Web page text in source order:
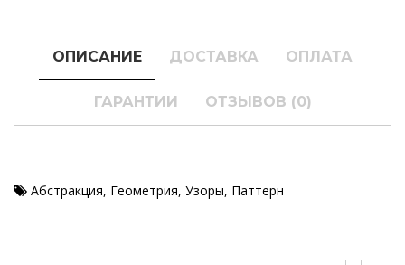
ОПИСАНИЕ ДОСТАВКА ОПЛАТА
ГАРАНТИИ ОТЗЫВОВ (0)
Абстракция, Геометрия, Узоры, Паттерн